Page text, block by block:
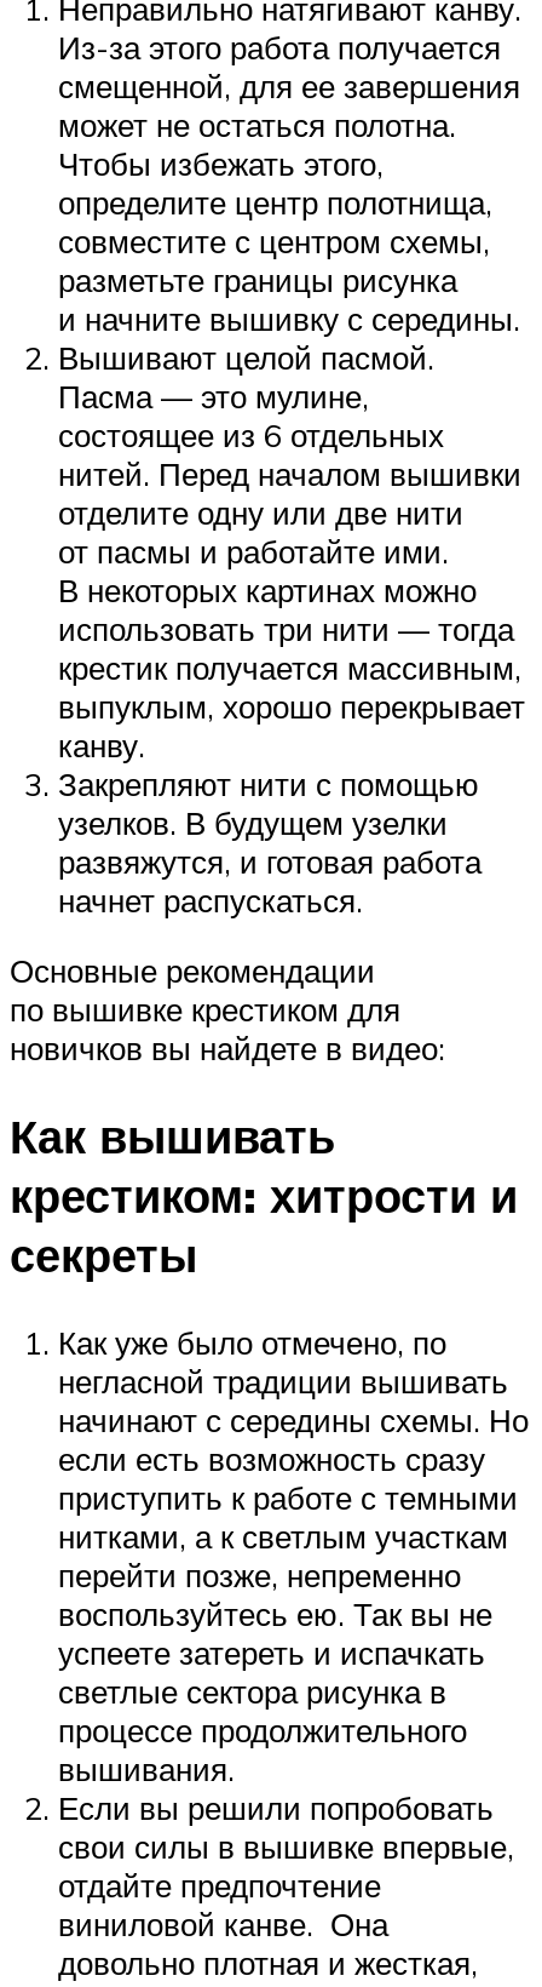
Неправильно натягивают канву.
Из-за этого работа получается
смещенной, для ее завершения
может не остаться полотна.
Чтобы избежать этого,
определите центр полотнища,
совместите с центром схемы,
разметьте границы рисунка
и начните вышивку с середины.
Вышивают целой пасмой.
Пасма — это мулине,
состоящее из 6 отдельных
нитей. Перед началом вышивки
отделите одну или две нити
от пасмы и работайте ими.
В некоторых картинах можно
использовать три нити — тогда
крестик получается массивным,
выпуклым, хорошо перекрывает
канву.
Закрепляют нити с помощью
узелков. В будущем узелки
развяжутся, и готовая работа
начнет распускаться.
Основные рекомендации
по вышивке крестиком для
новичков вы найдете в видео:
Как вышивать
крестиком: хитрости и
секреты
Как уже было отмечено, по
негласной традиции вышивать
начинают с середины схемы. Но
если есть возможность сразу
приступить к работе с темными
нитками, а к светлым участкам
перейти позже, непременно
воспользуйтесь ею. Так вы не
успеете затереть и испачкать
светлые сектора рисунка в
процессе продолжительного
вышивания.
Если вы решили попробовать
свои силы в вышивке впервые,
отдайте предпочтение
виниловой канве. Она
довольно плотная и жесткая,